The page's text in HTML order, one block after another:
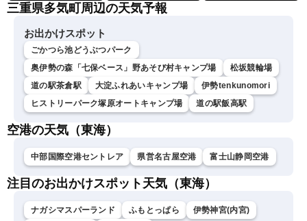
三重県多気町周辺の天気予報
お出かけスポット
ごかつら池どうぶつパーク
奥伊勢の森「七保ベース」野あそび村キャンプ場
松坂競輪場
道の駅茶倉駅
大淀ふれあいキャンプ場
伊勢tenkunomori
ヒストリーパーク塚原オートキャンプ場
道の駅飯高駅
空港の天気（東海）
中部国際空港セントレア 県営名古屋空港 富士山静岡空港
注目のお出かけスポット天気（東海）
ナガシマスパーランド ふもとっぱら 伊勢神宮(内宮)